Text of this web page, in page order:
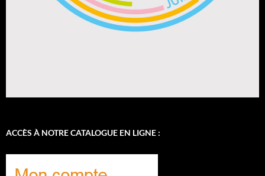
ACCÈS À NOTRE CATALOGUE EN LIGNE :